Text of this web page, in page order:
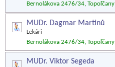
Bernolákova 2476/34, Topoľčany
MUDr. Dagmar Martinů
Lekári
Bernolákova 2476/34, Topoľčany
MUDr. Viktor Segeda